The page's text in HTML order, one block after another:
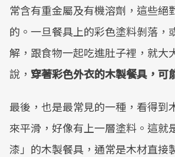
常含有重金屬及有機溶劑，這些絕
的。一旦餐具上的彩色塗料剝落，
解，跟食物一起吃進肚子裡，就大
說， 穿著彩色外衣的木製餐具，可
最後，也是最常見的一種，看得到
來平滑，好像有上一層塗料。這就
漆」的木製餐具，通常是木材直接